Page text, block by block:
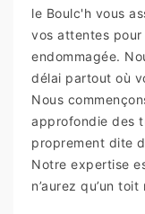
le Boulc'h vous
vos attentes
endommagée.
délai partout où
Nous
approfondie des
proprement dite
Notre expertise
n’aurez qu’un